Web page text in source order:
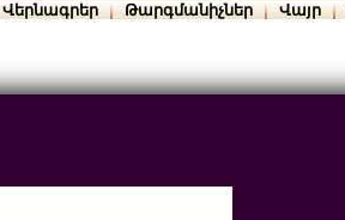
Վերնագրեր Թարգմանիչներ Վայր